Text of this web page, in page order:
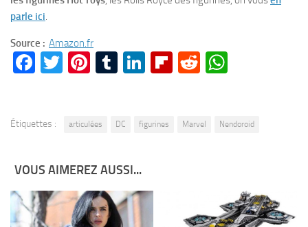
parle ici.
Source : Amazon.fr
Facebook
Twitter
Pinterest
Tumblr
LinkedIn
Flipboard
Reddit
Étiquettes : articulées DC figurines Marvel Nendoroid
VOUS AIMEREZ AUSSI...